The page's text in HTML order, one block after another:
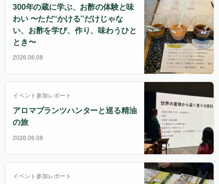
300年の蔵に学ぶ、お酢の体験と味
わい 〜ただ“かける”だけじゃな
い、お酢を学び、作り、味わうひと
とき〜
2026.06.08
イベント参加レポート
アロマプランツハンターと巡る精油
の旅
2026.06.08
イベント参加レポート